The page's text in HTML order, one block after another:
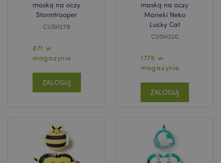
maską na oczy
Stormtrooper
CUSH278
871 w
magazynie
ZALOGUJ
maską na oczy
Maneki Neko
Lucky Cat
CUSH320
1776 w
magazynie
ZALOGUJ